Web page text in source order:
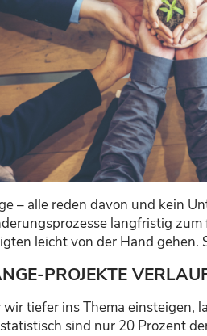
– alle reden davon und kein
langfristig
leicht von der Hand gehen.
PROJEKTE
wir tiefer ins Thema einsteigen,
sind nur 20 Prozent